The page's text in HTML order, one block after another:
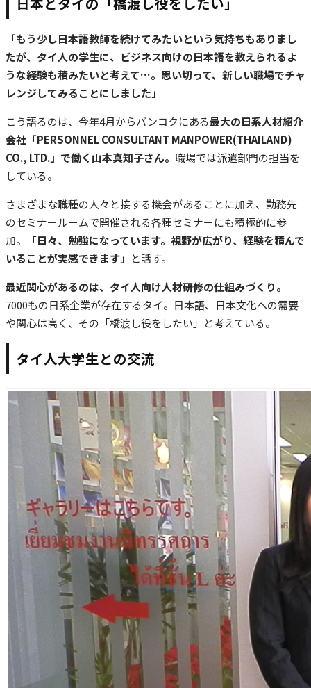
「もう少し日本語教師を続けてみたいという気持ちもありまし
たが、タイ人の学生に、ビジネス向けの日本語を教えられるよ
うな経験も積みたいと考えて…。思い切って、新しい職場でチャ
レンジしてみることにしました」
こう語るのは、今年4月からバンコクにある最大の日系人材紹介
会社「PERSONNEL CONSULTANT MANPOWER(THAILAND)
CO., LTD.」で働く山本真知子さん。 職場では派遣部門の担当を
している。
さまざまな職種の人々と接する機会があることに加え、勤務先
のセミナールームで開催される各種セミナーにも積極的に参
加。
「日々、勉強になっています。視野が広がり、経験を積んで
いることが実感できます」 と話す。
最近関心があるのは、タイ人向け人材研修の仕組みづくり。
7000もの日系企業が存在するタイ。日本語、日本文化への需要
や関心は高く、その「橋渡し役をしたい」と考えている。
タイ人大学生との交流